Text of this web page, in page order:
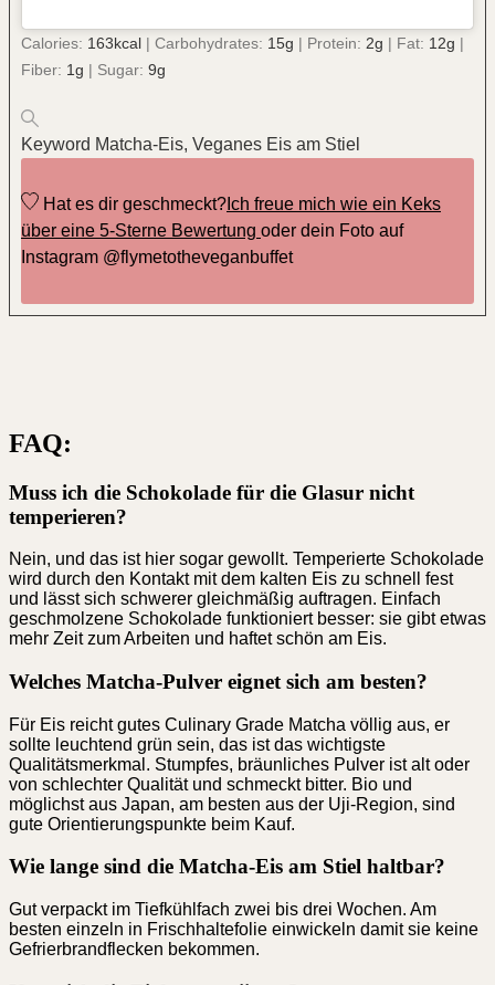
Calories: 163kcal | Carbohydrates: 15g | Protein: 2g | Fat: 12g |
Fiber: 1g | Sugar: 9g
Keyword Matcha-Eis, Veganes Eis am Stiel
Hat es dir geschmeckt? Ich freue mich wie ein Keks
über eine 5-Sterne Bewertung oder dein Foto auf
Instagram @flymetotheveganbuffet
FAQ:
Muss ich die Schokolade für die Glasur nicht
temperieren?
Nein, und das ist hier sogar gewollt. Temperierte Schokolade
wird durch den Kontakt mit dem kalten Eis zu schnell fest
und lässt sich schwerer gleichmäßig auftragen. Einfach
geschmolzene Schokolade funktioniert besser: sie gibt etwas
mehr Zeit zum Arbeiten und haftet schön am Eis.
Welches Matcha-Pulver eignet sich am besten?
Für Eis reicht gutes Culinary Grade Matcha völlig aus, er
sollte leuchtend grün sein, das ist das wichtigste
Qualitätsmerkmal. Stumpfes, bräunliches Pulver ist alt oder
von schlechter Qualität und schmeckt bitter. Bio und
möglichst aus Japan, am besten aus der Uji-Region, sind
gute Orientierungspunkte beim Kauf.
Wie lange sind die Matcha-Eis am Stiel haltbar?
Gut verpackt im Tiefkühlfach zwei bis drei Wochen. Am
besten einzeln in Frischhaltefolie einwickeln damit sie keine
Gefrierbrandflecken bekommen.